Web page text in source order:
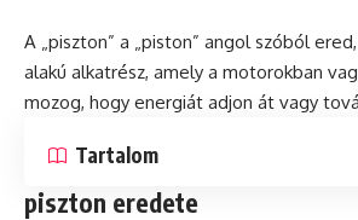
A „piszton” a „piston” angol szóból
alakú alkatrész, amely a motorokban
mozog, hogy energiát adjon át vagy
Tartalom
piszton eredete